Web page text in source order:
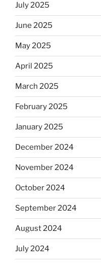
July 2025
June 2025
May 2025
April 2025
March 2025
February 2025
January 2025
December 2024
November 2024
October 2024
September 2024
August 2024
July 2024